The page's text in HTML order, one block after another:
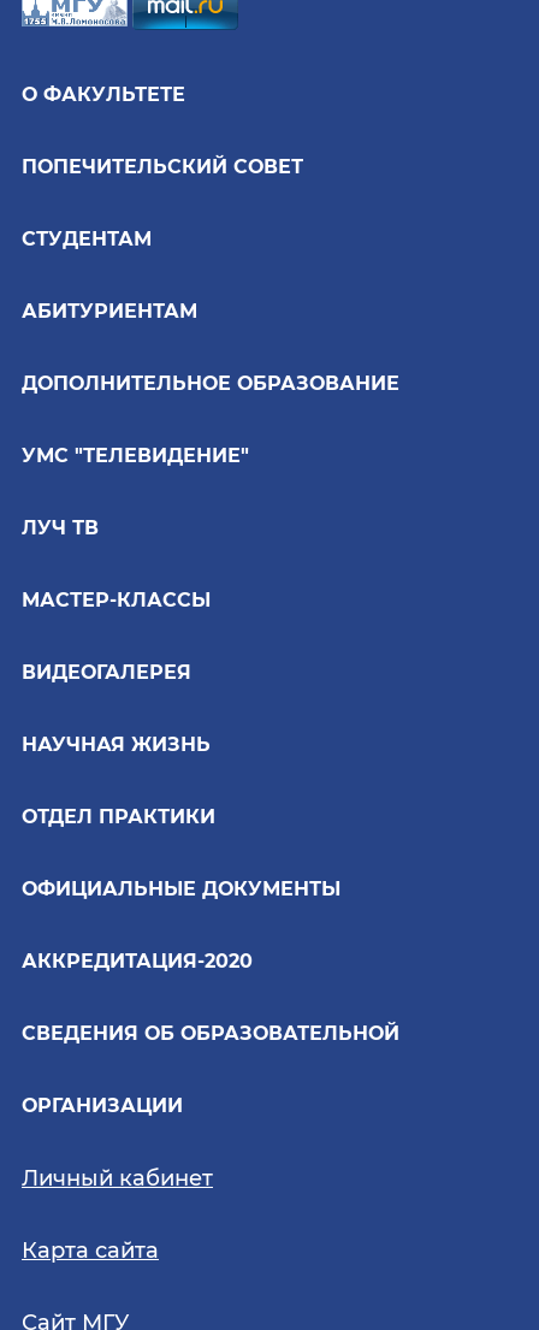
О ФАКУЛЬТЕТЕ
ПОПЕЧИТЕЛЬСКИЙ СОВЕТ
СТУДЕНТАМ
АБИТУРИЕНТАМ
ДОПОЛНИТЕЛЬНОЕ ОБРАЗОВАНИЕ
УМС "ТЕЛЕВИДЕНИЕ"
ЛУЧ ТВ
МАСТЕР-КЛАССЫ
ВИДЕОГАЛЕРЕЯ
НАУЧНАЯ ЖИЗНЬ
ОТДЕЛ ПРАКТИКИ
ОФИЦИАЛЬНЫЕ ДОКУМЕНТЫ
АККРЕДИТАЦИЯ-2020
СВЕДЕНИЯ ОБ ОБРАЗОВАТЕЛЬНОЙ
ОРГАНИЗАЦИИ
Личный кабинет
Карта сайта
Сайт МГУ